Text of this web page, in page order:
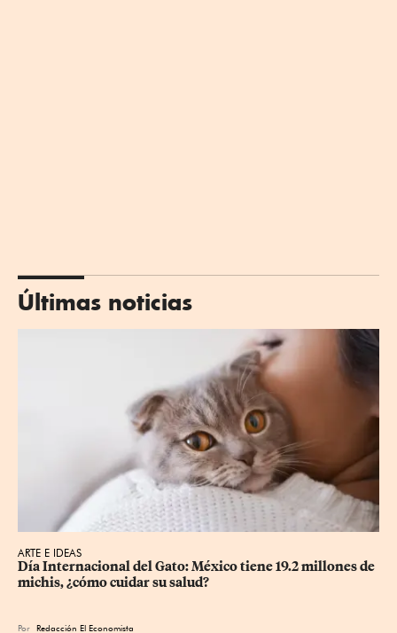
Últimas noticias
ARTE E IDEAS
Día Internacional del Gato: México tiene 19.2 millones de
michis, ¿cómo cuidar su salud?
Por Redacción El Economista